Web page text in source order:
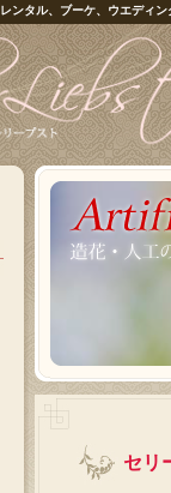
レンタル、ブーケ、ウエディ
セリ